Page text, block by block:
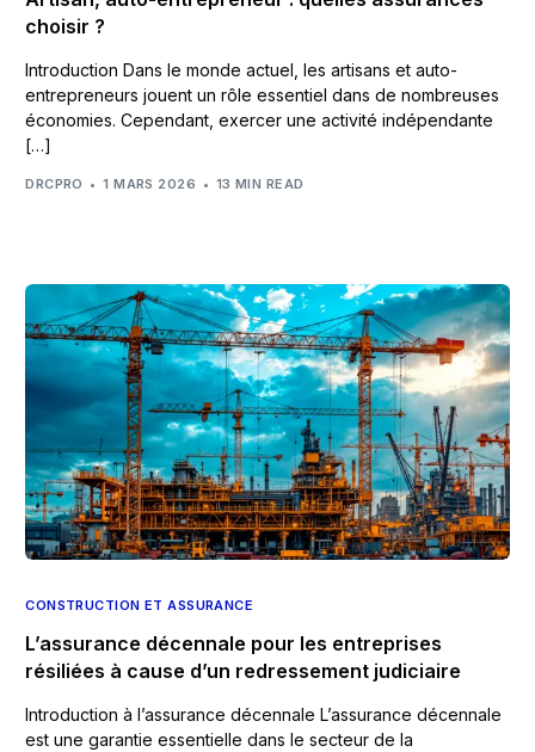
choisir ?
Introduction Dans le monde actuel, les artisans et auto-
entrepreneurs jouent un rôle essentiel dans de nombreuses
économies. Cependant, exercer une activité indépendante
[…]
DRCPRO 1 MARS 2026 13 MIN READ
CONSTRUCTION ET ASSURANCE
L’assurance décennale pour les entreprises
résiliées à cause d’un redressement judiciaire
Introduction à l’assurance décennale L’assurance décennale
est une garantie essentielle dans le secteur de la